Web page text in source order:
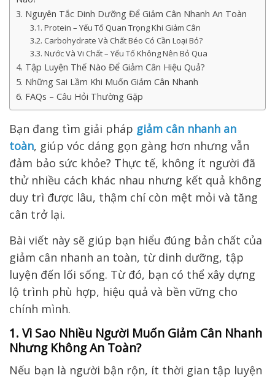
3. Nguyên Tắc Dinh Dưỡng Để Giảm Cân Nhanh An Toàn
3.1. Protein – Yếu Tố Quan Trọng Khi Giảm Cân
3.2. Carbohydrate Và Chất Béo Có Cần Loại Bỏ?
3.3. Nước Và Vi Chất – Yếu Tố Không Nên Bỏ Qua
4. Tập Luyện Thế Nào Để Giảm Cân Hiệu Quả?
5. Những Sai Lầm Khi Muốn Giảm Cân Nhanh
6. FAQs – Câu Hỏi Thường Gặp
Bạn đang tìm giải pháp giảm cân nhanh an
toàn, giúp vóc dáng gọn gàng hơn nhưng vẫn
đảm bảo sức khỏe? Thực tế, không ít người đã
thử nhiều cách khác nhau nhưng kết quả không
duy trì được lâu, thậm chí còn mệt mỏi và tăng
cân trở lại.
Bài viết này sẽ giúp bạn hiểu đúng bản chất của
giảm cân nhanh an toàn, từ dinh dưỡng, tập
luyện đến lối sống. Từ đó, bạn có thể xây dựng
lộ trình phù hợp, hiệu quả và bền vững cho
chính mình.
1. Vì Sao Nhiều Người Muốn Giảm Cân Nhanh
Nhưng Không An Toàn?
Nếu bạn là người bận rộn, ít thời gian tập luyện